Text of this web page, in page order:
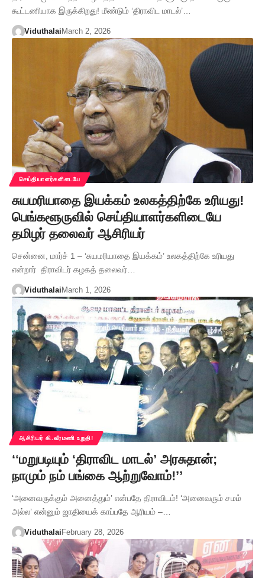
கூட்டணியாக இருக்கிறது! மீண்டும் ‘திராவிட மாடல்’…
Viduthalai March 2, 2026
செய்தியாளர்களிடையே
சுயமரியாதை இயக்கம் உலகத்திற்கே உரியது!
பெங்களூருவில் செய்தியாளர்களிடையே
தமிழர் தலைவர் ஆசிரியர்
சென்னை, மார்ச் 1 – ‘சுயமரியாதை இயக்கம்’ உலகத்திற்கே உரியது
என்றார் திராவிடர் கழகத் தலைவர்…
Viduthalai March 1, 2026
ஆசிரியர் கி.வீரமணி உறுதி!
‘‘மறுபடியும் ‘திராவிட மாடல்’ அரசுதான்;
நாமும் நம் பங்கை ஆற்றுவோம்!’’
‘அனைவருக்கும் அனைத்தும்’ என்பதே திராவிடம்! ‘அனைவரும் சமம்
அல்ல’ என்னும் ஜாதியைக் காப்பதே ஆரியம் –…
Viduthalai February 28, 2026